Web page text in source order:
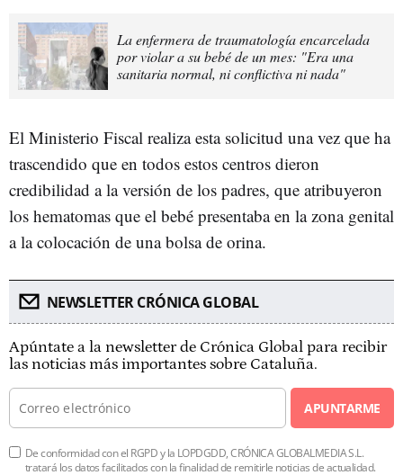
La enfermera de traumatología encarcelada
por violar a su bebé de un mes: "Era una
sanitaria normal, ni conflictiva ni nada"
El Ministerio Fiscal realiza esta solicitud una vez que ha
trascendido que en todos estos centros dieron
credibilidad a la versión de los padres, que atribuyeron
los hematomas que el bebé presentaba en la zona genital
a la colocación de una bolsa de orina.
NEWSLETTER CRÓNICA GLOBAL
Apúntate a la newsletter de Crónica Global para recibir
las noticias más importantes sobre Cataluña.
APUNTARME
De conformidad con el RGPD y la LOPDGDD, CRÓNICA GLOBALMEDIA S.L.
tratará los datos facilitados con la finalidad de remitirle noticias de actualidad.